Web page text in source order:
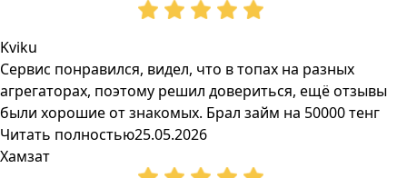
Kviku
Сервис понравился, видел, что в топах на разных
агрегаторах, поэтому решил довериться, ещё отзывы
были хорошие от знакомых. Брал займ на 50000 тенг
Читать полностью25.05.2026
Хамзат